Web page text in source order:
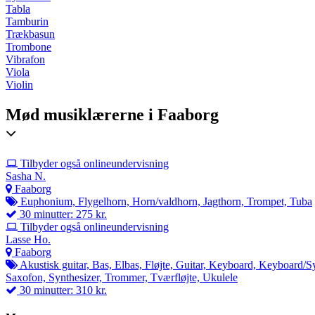
Tabla
Tamburin
Trækbasun
Trombone
Vibrafon
Viola
Violin
Mød musiklærerne i Faaborg
Tilbyder også onlineundervisning
Sasha N.
Faaborg
Euphonium, Flygelhorn, Horn/valdhorn, Jagthorn, Trompet, Tuba
30 minutter: 275 kr.
Tilbyder også onlineundervisning
Lasse Ho.
Faaborg
Akustisk guitar, Bas, Elbas, Fløjte, Guitar, Keyboard, Keyboard/
Saxofon, Synthesizer, Trommer, Tværfløjte, Ukulele
30 minutter: 310 kr.